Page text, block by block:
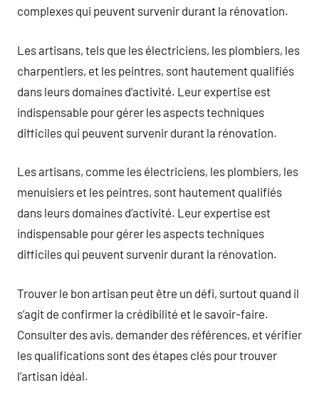
complexes qui peuvent survenir durant la rénovation.
Les artisans, tels que les électriciens, les plombiers, les
charpentiers, et les peintres, sont hautement qualifiés
dans leurs domaines d’activité. Leur expertise est
indispensable pour gérer les aspects techniques
difficiles qui peuvent survenir durant la rénovation.
Les artisans, comme les électriciens, les plombiers, les
menuisiers et les peintres, sont hautement qualifiés
dans leurs domaines d’activité. Leur expertise est
indispensable pour gérer les aspects techniques
difficiles qui peuvent survenir durant la rénovation.
Trouver le bon artisan peut être un défi, surtout quand il
s’agit de confirmer la crédibilité et le savoir-faire.
Consulter des avis, demander des références, et vérifier
les qualifications sont des étapes clés pour trouver
l’artisan idéal.